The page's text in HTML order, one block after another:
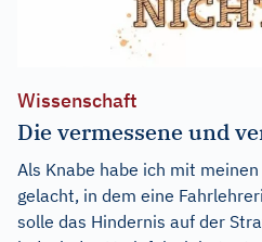
Wissenschaft
Die vermessene und
Als Knabe habe ich mit
gelacht, in dem eine
solle das Hindernis auf der